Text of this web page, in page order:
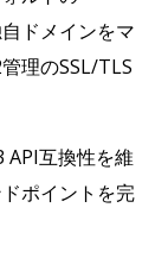
ドメインをマ
理のSSL/TLS
API互換性を維
ポイントを完